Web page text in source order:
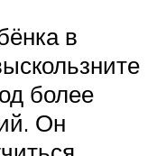
в
более
Он